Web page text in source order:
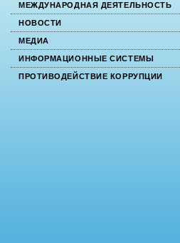
МЕЖДУНАРОДНАЯ ДЕЯТЕЛЬНОСТЬ
НОВОСТИ
МЕДИА
ИНФОРМАЦИОННЫЕ СИСТЕМЫ
ПРОТИВОДЕЙСТВИЕ КОРРУПЦИИ